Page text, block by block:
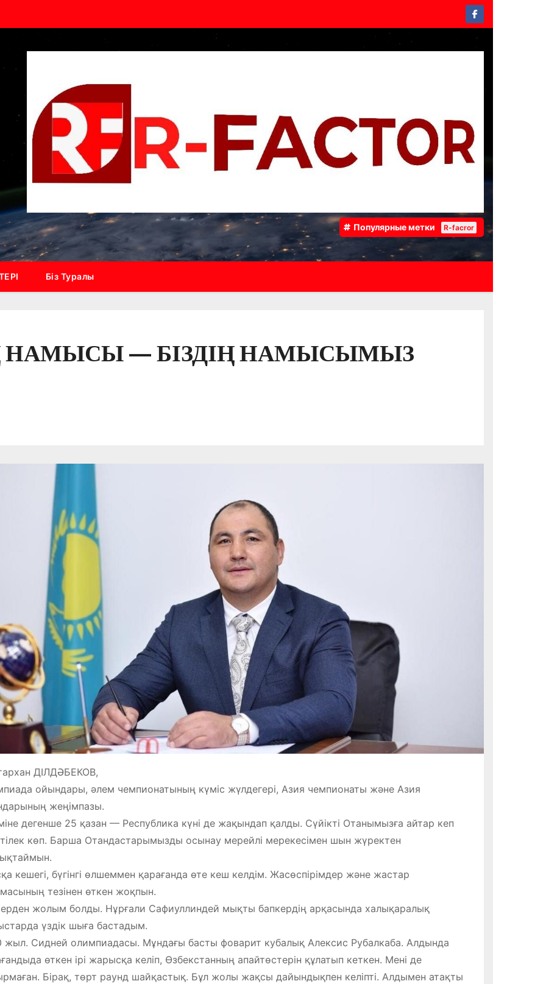
Популярные метки R-facror
Біз Туралы
НАМЫСЫ — БІЗДІҢ НАМЫСЫМЫЗ
ДІЛДӘБЕКОВ,
ойындары, әлем чемпионатының күміс жүлдегері, Азия чемпионаты және Азия
жеңімпазы.
дегенше 25 қазан — Республика күні де жақындап қалды. Сүйікті Отанымызға айтар кеп
көп. Барша Отандастарымызды осынау мерейлі мерекесімен шын жүректен
кешегі, бүгінгі өлшеммен қарағанда өте кеш келдім. Жасөспірімдер және жастар
тезінен өткен жоқпын.
жолым болды. Нұрғали Сафиуллиндей мықты бапкердің арқасында халықаралық
үздік шыға бастадым.
жыл. Сидней олимпиадасы. Мұндағы басты фоварит кубалық Алексис Рубалкаба. Алдында
өткен ірі жарысқа келіп, Өзбекстанның апайтөстерін құлатып кеткен. Мені де
Бірақ, төрт раунд шайқастық. Бұл жолы жақсы дайындықпен келіпті. Алдымен атақты